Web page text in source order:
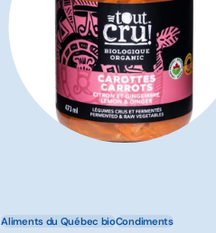
Aliments du Québec bioCondiments